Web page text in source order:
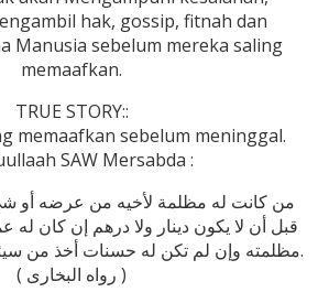
hak, gossip, fitnah dan
Manusia sebelum mereka saling
memaafkan.
TRUE STORY::
memaafkan sebelum meninggal.
SAW Mersabda :
من كانت له مظلمة لأخيه من عرضه أو
قبل أن لا يكون دينار ولا درهم إن كان له
مظلمته وإن لم تكن له حسنات أخذ من سيئات صاحبه فحمل عليه.
( رواه البخارى )